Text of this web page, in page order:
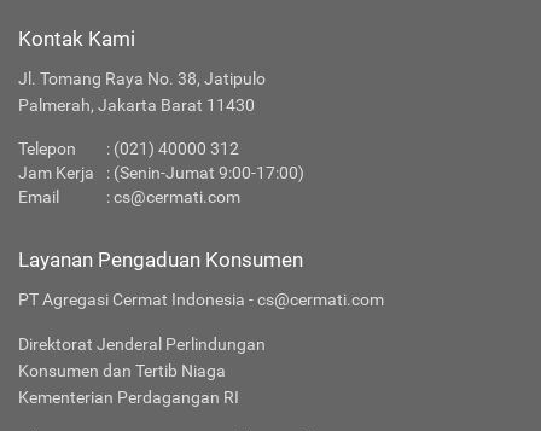
Kontak Kami
Jl. Tomang Raya No. 38, Jatipulo
Palmerah, Jakarta Barat 11430
Telepon : (021) 40000 312
Jam Kerja
: (Senin-Jumat 9:00-17:00)
Email
:cs@cermati.com
Layanan Pengaduan Konsumen
PT Agregasi Cermat Indonesia - cs@cermati.com
Direktorat Jenderal Perlindungan
Konsumen dan Tertib Niaga
Kementerian Perdagangan RI